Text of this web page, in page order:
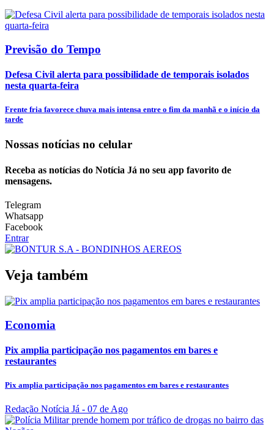
Previsão do Tempo
Defesa Civil alerta para possibilidade de temporais isolados
nesta quarta-feira
Frente fria favorece chuva mais intensa entre o fim da manhã e o início da
tarde
Nossas notícias no celular
Receba as notícias do Notícia Já no seu app favorito de
mensagens.
Telegram
Whatsapp
Facebook
Entrar
Veja também
Economia
Pix amplia participação nos pagamentos em bares e
restaurantes
Pix amplia participação nos pagamentos em bares e restaurantes
Redação Notícia Já - 07 de Ago